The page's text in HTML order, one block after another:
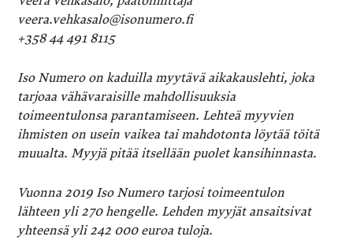
veera.vehkasalo@isonumero.fi
+358 44 491 8115
Iso Numero on kaduilla myytävä aikakauslehti, joka
tarjoaa vähävaraisille mahdollisuuksia
toimeentulonsa parantamiseen. Lehteä myyvien
ihmisten on usein vaikea tai mahdotonta löytää töitä
muualta. Myyjä pitää itsellään puolet kansihinnasta.
Vuonna 2019 Iso Numero tarjosi toimeentulon
lähteen yli 270 hengelle. Lehden myyjät ansaitsivat
yhteensä yli 242 000 euroa tuloja.